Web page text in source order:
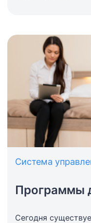
Система
Программы
Сегодня